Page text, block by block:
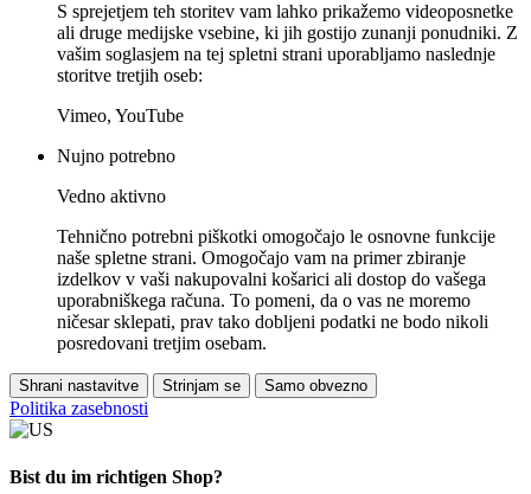
S sprejetjem teh storitev vam lahko prikažemo videoposnetke
ali druge medijske vsebine, ki jih gostijo zunanji ponudniki. Z
vašim soglasjem na tej spletni strani uporabljamo naslednje
storitve tretjih oseb:
Vimeo, YouTube
Nujno potrebno
Vedno aktivno
Tehnično potrebni piškotki omogočajo le osnovne funkcije
naše spletne strani. Omogočajo vam na primer zbiranje
izdelkov v vaši nakupovalni košarici ali dostop do vašega
uporabniškega računa. To pomeni, da o vas ne moremo
ničesar sklepati, prav tako dobljeni podatki ne bodo nikoli
posredovani tretjim osebam.
Shrani nastavitve Strinjam se Samo obvezno
Politika zasebnosti
Bist du im richtigen Shop?